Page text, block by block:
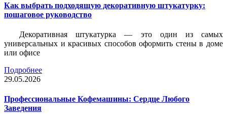
Как выбрать подходящую декоративную штукатурку:
пошаговое руководство
Декоративная штукатурка — это один из самых
универсальных и красивых способов оформить стены в доме
или офисе
Подробнее
29.05.2026
Профессиональные Кофемашины: Сердце Любого
Заведения